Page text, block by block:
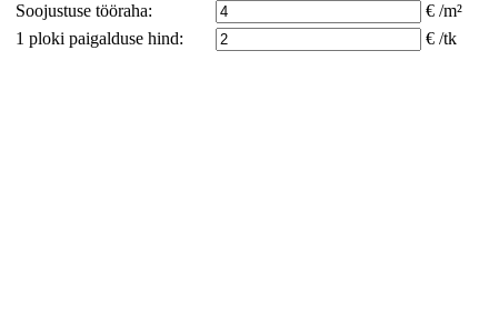
Soojustuse tööraha:
€ /m²
1 ploki paigalduse hind:
€ /tk